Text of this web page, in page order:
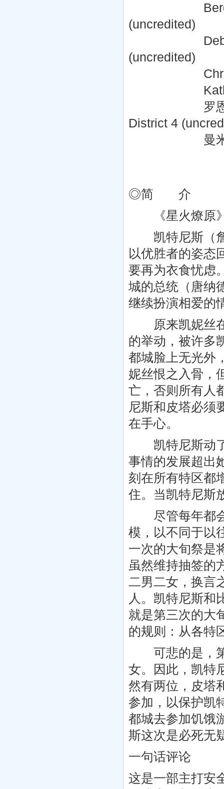
Berglind
(uncredited)
Debi
(uncredited)
Christopher
Kathy
罗恩·斯塔
District 4
曼米·韦斯
◎简 介
《星火燎原》
凯特尼斯（詹
以优胜者的姿态
要再为衣食忧虑
城的总统（唐纳
继续扮演相爱的
原来凯妮丝在
的举动，被许多
都城脸上无光外
妮丝恨之入骨，
亡，否则所有人
尼斯和皮塔必须
在手心。
凯特尼斯动了
事情的发展超出
刻在所有特区都
住。当凯特尼斯
尽管每年都会
模，以不同于以
一次的大旬祭是
虽然维持抽签的
二男二女，换言
人。凯特尼斯和
就是第三次的大
的规则：从各特
可悲的是，第
女。因此，凯特
然有两位，皮塔
参加，以保护凯
都城去参加饥饿
斯这次是必死无
一句话评论
这是一部主打安